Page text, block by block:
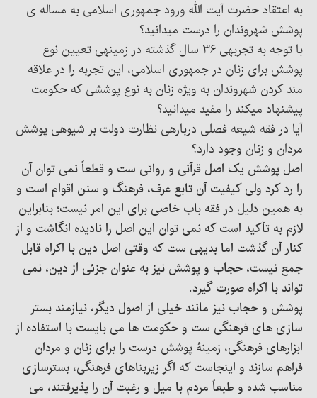
به اعتقاد حضرت آیت الله ورود جمهوری اسلامی به مساله ی
پوشش شهروندان را درست میدانید؟
با توجه به تجربهی ۳۶ سال گذشته در زمینهی تعیین نوع
پوشش برای زنان در جمهوری اسلامی، این تجربه را در علاقه
مند کردن شهروندان به ویژه زنان به نوع پوششی که حکومت
پیشنهاد میکند را مفید میدانید؟
آیا در فقه شیعه فصلی دربارهی نظارت دولت بر شیوهی پوشش
مردان و زنان وجود دارد؟
اصل پوشش یک اصل قرآنی و روائی ست و قطعاً نمی توان آن
را رد کرد ولی کیفیت آن تابع عرف، فرهنگ و سنن اقوام است و
به همین دلیل در فقه باب خاصی برای این امر نیست؛ بنابراین
لازم به تأکید است که نمی توان این اصل را نادیده انگاشت و از
کنار آن گذشت اما بدیهی ست که وقتی اصل دین با اکراه قابل
جمع نیست، حجاب و پوشش نیز به عنوان جزئی از دین، نمی
تواند با اکراه صورت گیرد.
پوشش و حجاب نیز مانند خیلی از اصول دیگر، نیازمند بستر
سازی های فرهنگی ست و حکومت ها می بایست با استفاده از
ابزارهای فرهنگی، زمینۀ پوشش درست را برای زنان و مردان
فراهم سازند و اینجاست که اگر زیربناهای فرهنگی، بسترسازی
مناسب شده و طبعاً مردم با میل و رغبت آن را پذیرفتند، می